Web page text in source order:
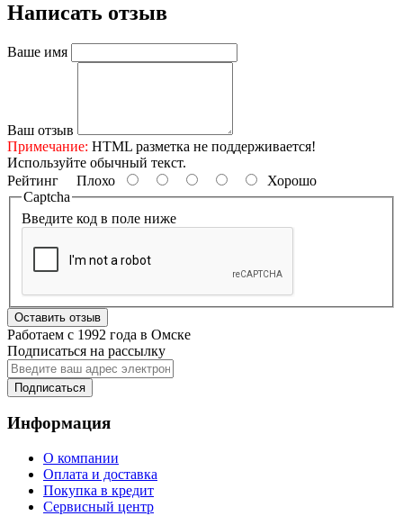
Написать отзыв
Ваше имя
Ваш отзыв
Примечание: HTML разметка не поддерживается!
Используйте обычный текст.
Рейтинг Плохо
Хорошо
Captcha
Введите код в поле ниже
Оставить отзыв
Работаем с 1992 года в Омске
Подписаться на рассылку
Подписаться
Информация
О компании
Оплата и доставка
Покупка в кредит
Сервисный центр